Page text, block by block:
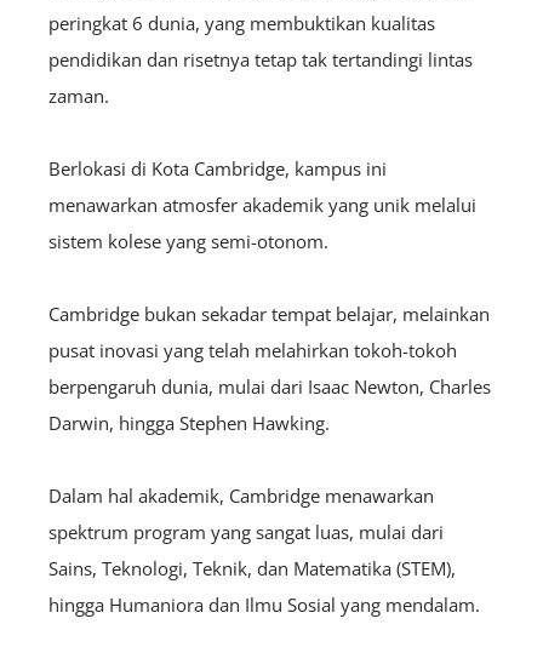
peringkat 6 dunia, yang membuktikan kualitas
pendidikan dan risetnya tetap tak tertandingi lintas
zaman.
Berlokasi di Kota Cambridge, kampus ini
menawarkan atmosfer akademik yang unik melalui
sistem kolese yang semi-otonom.
Cambridge bukan sekadar tempat belajar, melainkan
pusat inovasi yang telah melahirkan tokoh-tokoh
berpengaruh dunia, mulai dari Isaac Newton, Charles
Darwin, hingga Stephen Hawking.
Dalam hal akademik, Cambridge menawarkan
spektrum program yang sangat luas, mulai dari
Sains, Teknologi, Teknik, dan Matematika (STEM),
hingga Humaniora dan Ilmu Sosial yang mendalam.